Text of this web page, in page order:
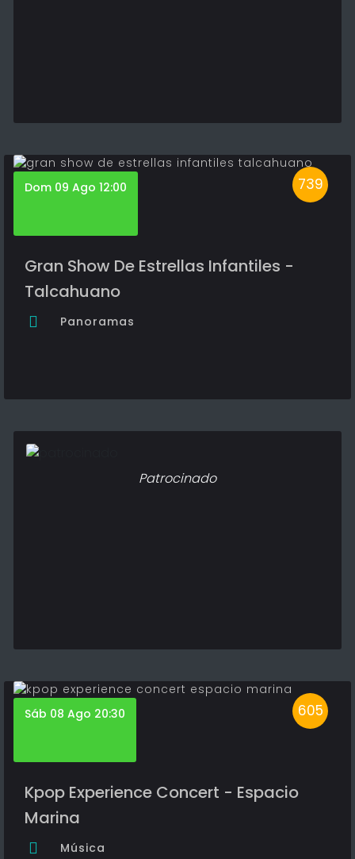
739
Dom 09 Ago 12:00
Gran Show De Estrellas Infantiles -
Talcahuano
Panoramas
Patrocinado
605
Sáb 08 Ago 20:30
Kpop Experience Concert - Espacio
Marina
Música